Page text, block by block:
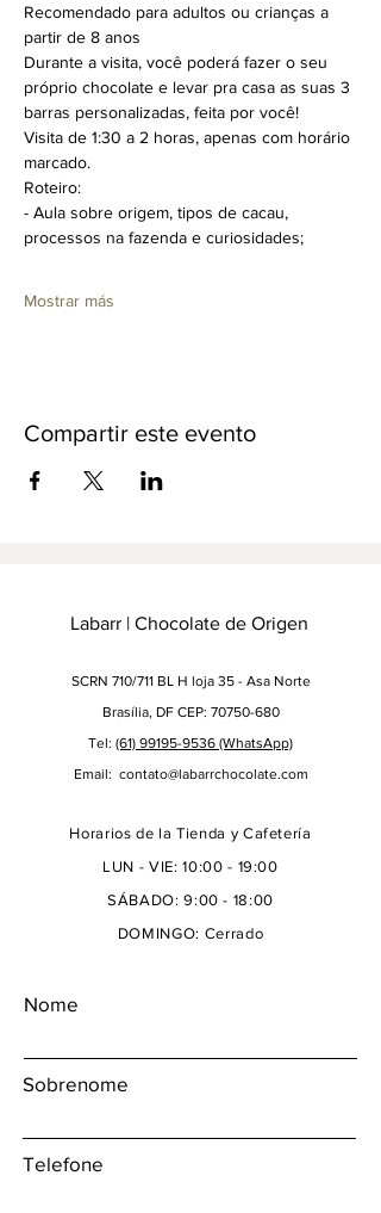
Recomendado para adultos ou crianças a
partir de 8 anos
Durante a visita, você poderá fazer o seu
próprio chocolate e levar pra casa as suas 3
barras personalizadas, feita por você!
Visita de 1:30 a 2 horas, apenas com horário
marcado.
Roteiro:
- Aula sobre origem, tipos de cacau,
processos na fazenda e curiosidades;
Mostrar más
Compartir este evento
Labarr | Chocolate de Origen
SCRN 710/711 BL H loja 35 - Asa Norte
Brasília, DF CEP: 70750-680
Tel: (61) 99195-9536 (WhatsApp)
Email: contato@labarrchocolate.com
Horarios de la Tienda y Cafetería
LUN - VIE: 10:00 - 19:00
SÁBADO: 9:00 - 18:00
DOMINGO: Cerrado
Nome
Sobrenome
Telefone